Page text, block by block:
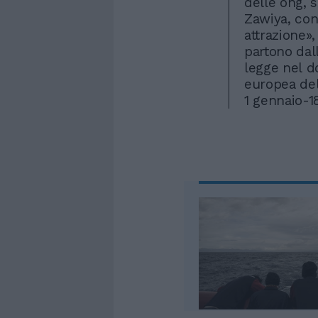
Zawiya,
partono
legge nel
europea
1 gennaio-